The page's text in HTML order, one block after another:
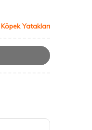
Köpek Yatakları